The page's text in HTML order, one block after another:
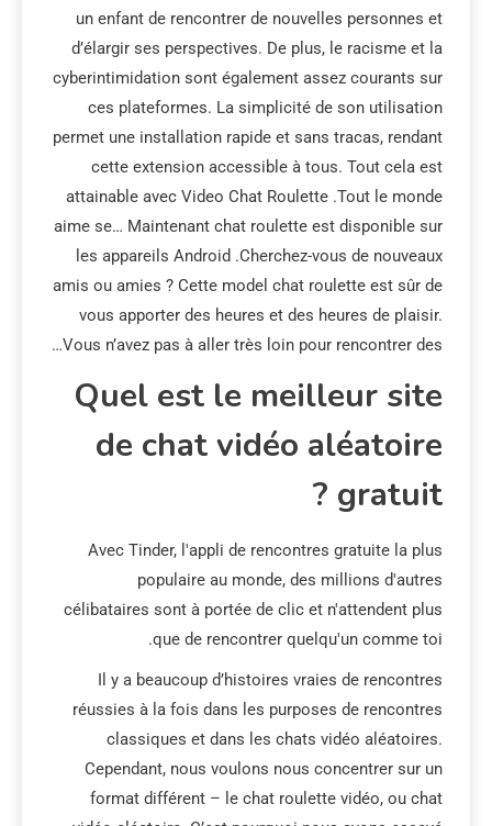
un enfant de rencontrer de nouvelles personnes et
d’élargir ses perspectives. De plus, le racisme et la
cyberintimidation sont également assez courants sur
ces plateformes. La simplicité de son utilisation
permet une installation rapide et sans tracas, rendant
cette extension accessible à tous. Tout cela est
attainable avec Video Chat Roulette .Tout le monde
aime se… Maintenant chat roulette est disponible sur
les appareils Android .Cherchez-vous de nouveaux
amis ou amies ? Cette model chat roulette est sûr de
vous apporter des heures et des heures de plaisir.
Vous n’avez pas à aller très loin pour rencontrer des…
Quel est le meilleur site
de chat vidéo aléatoire
gratuit ?
Avec Tinder, l'appli de rencontres gratuite la plus
populaire au monde, des millions d'autres
célibataires sont à portée de clic et n'attendent plus
que de rencontrer quelqu'un comme toi.
Il y a beaucoup d’histoires vraies de rencontres
réussies à la fois dans les purposes de rencontres
classiques et dans les chats vidéo aléatoires.
Cependant, nous voulons nous concentrer sur un
format différent – le chat roulette vidéo, ou chat